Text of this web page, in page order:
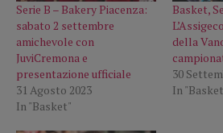
Serie B – Bakery Piacenza:
sabato 2 settembre
amichevole con
JuviCremona e
presentazione ufficiale
31 Agosto 2023
In "Basket"
Basket,
della
30
In